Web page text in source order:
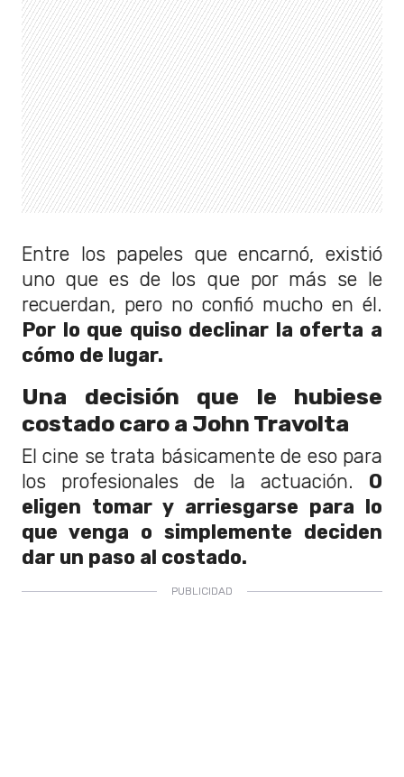
Entre los papeles que encarnó, existió
uno que es de los que por más se le
recuerdan, pero no confió mucho en él.
Por lo que quiso declinar la oferta a
cómo de lugar.
Una decisión que le hubiese
costado caro a John Travolta
El cine se trata básicamente de eso para
los profesionales de la actuación. O
eligen tomar y arriesgarse para lo
que venga o simplemente deciden
dar un paso al costado.